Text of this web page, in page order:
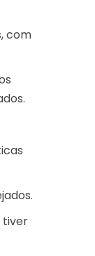
com
tiver